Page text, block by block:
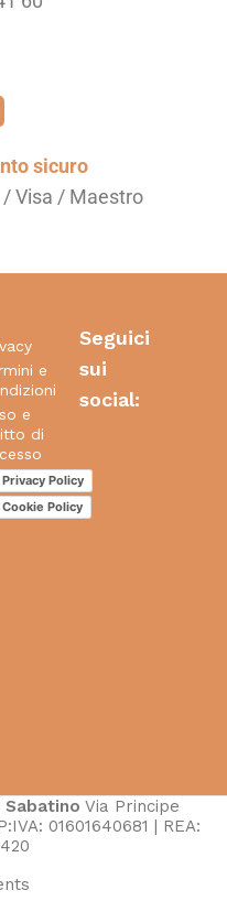
sicuro
Visa / Maestro
e
e
di
Privacy Policy
Cookie Policy
Seguici
sui
social:
Sabatino Via Principe
01601640681 | REA: